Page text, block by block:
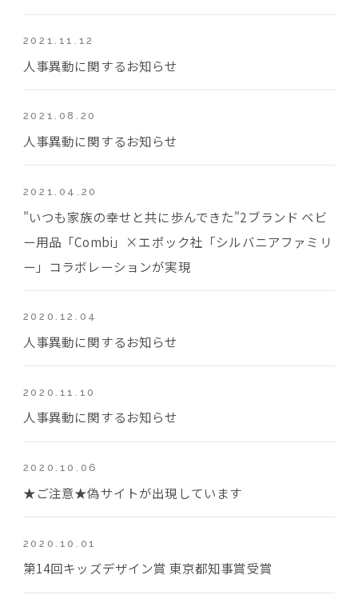
2021.11.12
人事異動に関するお知らせ
2021.08.20
人事異動に関するお知らせ
2021.04.20
"いつも家族の幸せと共に歩んできた"2ブランド ベビ
ー用品「Combi」×エポック社「シルバニアファミリ
ー」コラボレーションが実現
2020.12.04
人事異動に関するお知らせ
2020.11.10
人事異動に関するお知らせ
2020.10.06
★ご注意★偽サイトが出現しています
2020.10.01
第14回キッズデザイン賞 東京都知事賞受賞